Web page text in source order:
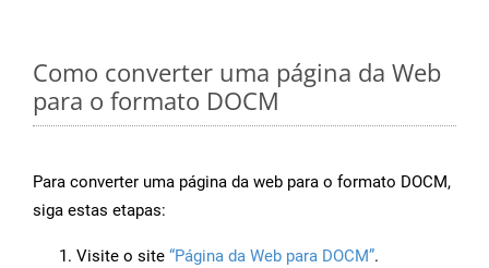
Como converter uma página da Web
para o formato DOCM
Para converter uma página da web para o formato DOCM,
siga estas etapas:
Visite o site “Página da Web para DOCM”.